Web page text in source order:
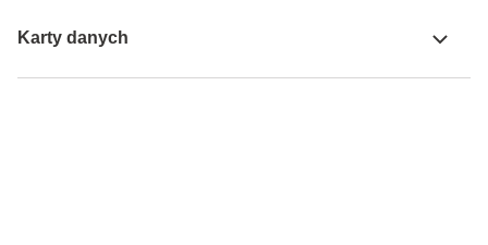
Karty danych